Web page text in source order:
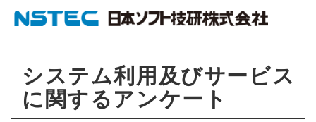
システム利用及びサービス
に関するアンケート